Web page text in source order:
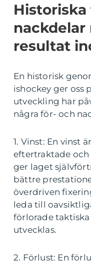
nackdelar
resultat
En historisk
ishockey ger oss
utveckling har
några för- och
1. Vinst: En vinst
eftertraktade
ger laget
bättre
överdriven
leda till
förlorade
utvecklas.
2. Förlust: En